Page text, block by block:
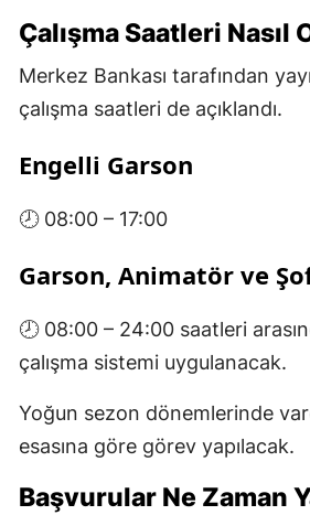
Çalışma Saatleri Nasıl
Merkez Bankası tarafından
çalışma saatleri de açıklandı.
Engelli Garson
🕗 08:00 – 17:00
Garson, Animatör ve
🕗 08:00 – 24:00 saatleri
çalışma sistemi uygulanacak.
Yoğun sezon dönemlerinde
esasına göre görev yapılacak.
Başvurular Ne Zaman